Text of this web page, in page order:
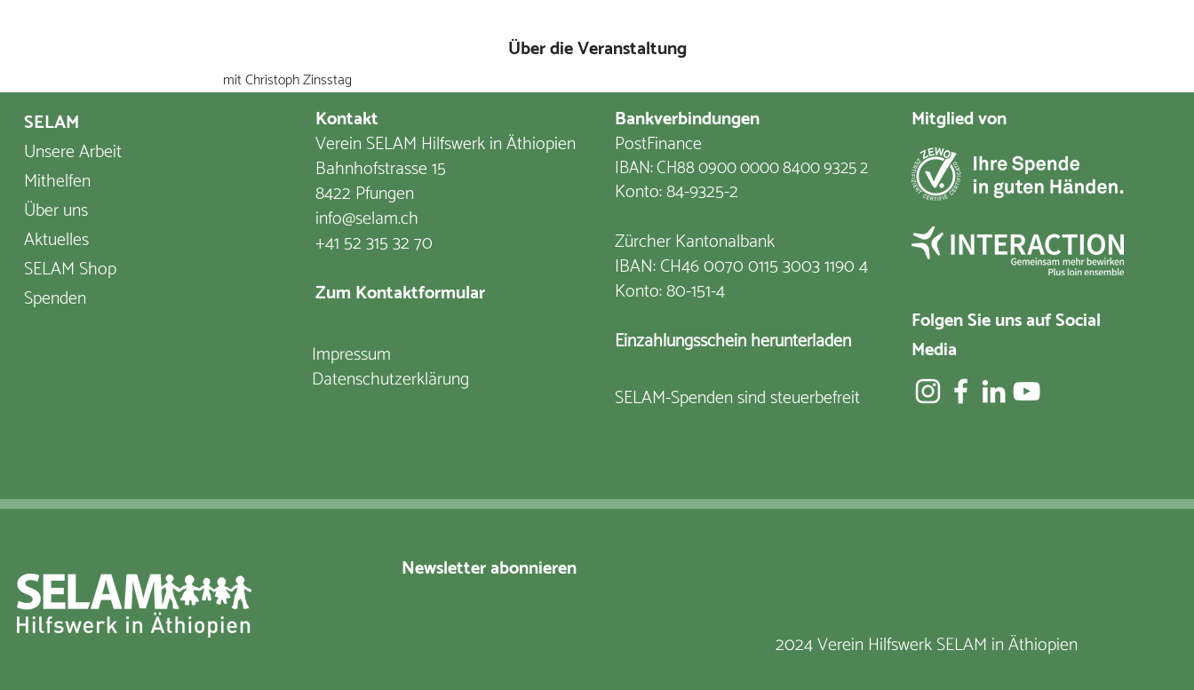
Über die Veranstaltung
mit Christoph Zinsstag
SELAM
Unsere Arbeit
Mithelfen
Über uns
Aktuelles
SELAM Shop
Spenden
Kontakt
Verein SELAM Hilfswerk in Äthiopien
Bahnhofstrasse 15
8422 Pfungen
info@selam.ch
+41 52 315 32 70
Zum Kontaktformular
Impressum
Datenschutzerklärung
Bankverbindungen
PostFinance
IBAN: CH88 0900 0000 8400 9325 2
Konto: 84-9325-2
Zürcher Kantonalbank
IBAN: CH46 0070 0115 3003 1190 4
Konto: 80-151-4
Einzahlungsschein herunterladen
SELAM-Spenden sind steuerbefreit
Mitglied von
Folgen Sie uns auf Social
Media
Newsletter abonnieren
2024 Verein Hilfswerk SELAM in Äthiopien